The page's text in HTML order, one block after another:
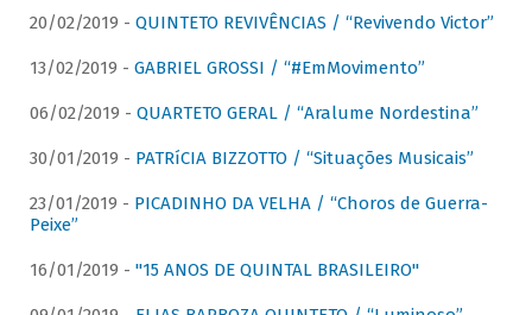
20/02/2019 - QUINTETO REVIVÊNCIAS / “Revivendo Victor”
13/02/2019 - GABRIEL GROSSI / “#EmMovimento”
06/02/2019 - QUARTETO GERAL / “Aralume Nordestina”
30/01/2019 - PATRíCIA BIZZOTTO / “Situações Musicais”
23/01/2019 - PICADINHO DA VELHA / “Choros de Guerra-
Peixe”
16/01/2019 - "15 ANOS DE QUINTAL BRASILEIRO"